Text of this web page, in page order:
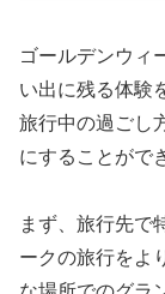
ゴールデンウィ
い出に残る体験
旅行中の過ごし
にすることがで
まず、旅行先で
ークの旅行をよ